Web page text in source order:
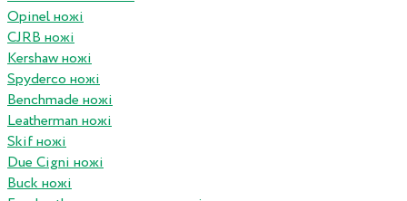
Opinel ножі
CJRB ножі
Kershaw ножі
Spyderco ножі
Benchmade ножі
Leatherman ножі
Skif ножі
Due Cigni ножі
Buck ножі